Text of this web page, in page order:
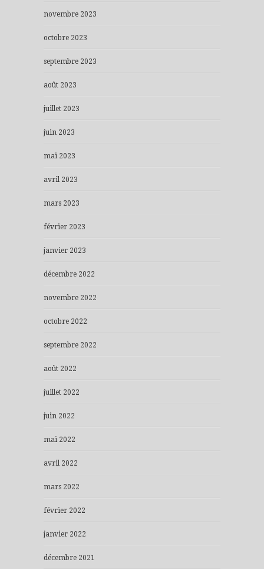
novembre 2023
octobre 2023
septembre 2023
août 2023
juillet 2023
juin 2023
mai 2023
avril 2023
mars 2023
février 2023
janvier 2023
décembre 2022
novembre 2022
octobre 2022
septembre 2022
août 2022
juillet 2022
juin 2022
mai 2022
avril 2022
mars 2022
février 2022
janvier 2022
décembre 2021